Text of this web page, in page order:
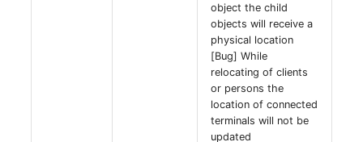
object the child
objects will receive a
physical location
[Bug] While
relocating of clients
or persons the
location of connected
terminals will not be
updated